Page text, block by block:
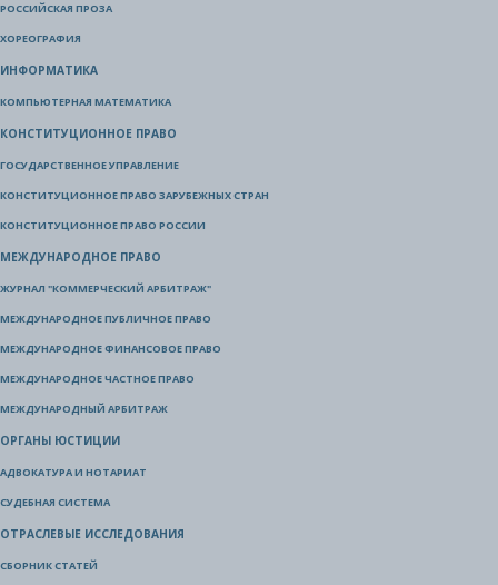
РОССИЙСКАЯ ПРОЗА
ХОРЕОГРАФИЯ
ИНФОРМАТИКА
КОМПЬЮТЕРНАЯ МАТЕМАТИКА
КОНСТИТУЦИОННОЕ ПРАВО
ГОСУДАРСТВЕННОЕ УПРАВЛЕНИЕ
КОНСТИТУЦИОННОЕ ПРАВО ЗАРУБЕЖНЫХ СТРАН
КОНСТИТУЦИОННОЕ ПРАВО РОССИИ
МЕЖДУНАРОДНОЕ ПРАВО
ЖУРНАЛ "КОММЕРЧЕСКИЙ АРБИТРАЖ"
МЕЖДУНАРОДНОЕ ПУБЛИЧНОЕ ПРАВО
МЕЖДУНАРОДНОЕ ФИНАНСОВОЕ ПРАВО
МЕЖДУНАРОДНОЕ ЧАСТНОЕ ПРАВО
МЕЖДУНАРОДНЫЙ АРБИТРАЖ
ОРГАНЫ ЮСТИЦИИ
АДВОКАТУРА И НОТАРИАТ
СУДЕБНАЯ СИСТЕМА
ОТРАСЛЕВЫЕ ИССЛЕДОВАНИЯ
СБОРНИК СТАТЕЙ